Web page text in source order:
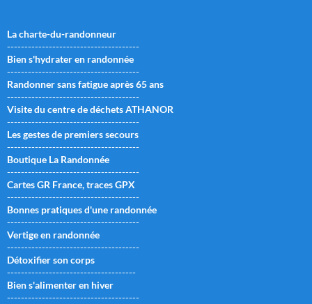
La charte-du-randonneur
--------------------------------------
Bien s'hydrater en randonnée
--------------------------------------
Randonner sans fatigue après 65 ans
--------------------------------------
Visite du centre de déchets ATHANOR
--------------------------------------
Les gestes de premiers secours
--------------------------------------
Boutique La Randonnée
--------------------------------------
Cartes GR France, traces GPX
--------------------------------------
Bonnes pratiques d'une randonnée
--------------------------------------
Vertige en randonnée
--------------------------------------
Détoxifier son corps
-------------------------------------
Bien s'alimenter en hiver
--------------------------------------